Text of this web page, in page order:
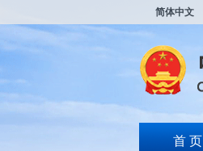
简体中文
首 页
打
无
障